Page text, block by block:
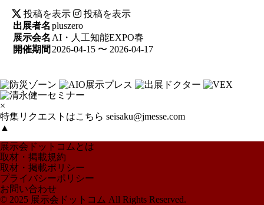
投稿を表示
投稿を表示
出展者名 pluszero
展示会名 AI・人工知能EXPO春
開催期間 2026-04-15 〜 2026-04-17
×
特集リクエストはこちら seisaku@jmesse.com
展示会ドットコムとは
取材・掲載規約
取材・掲載ポリシー
プライバシーポリシー
お問い合わせ
© 2025 展示会ドットコム All Rights Reserved.
▲